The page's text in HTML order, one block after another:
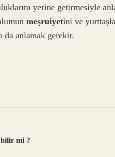
yerine getirmesiyle
meşruiyetini ve
da anlamak gerekir.
mi ?